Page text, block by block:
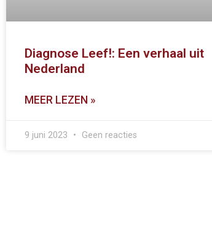
Diagnose Leef!: Een verhaal uit
Nederland
MEER LEZEN »
9 juni 2023 Geen reacties